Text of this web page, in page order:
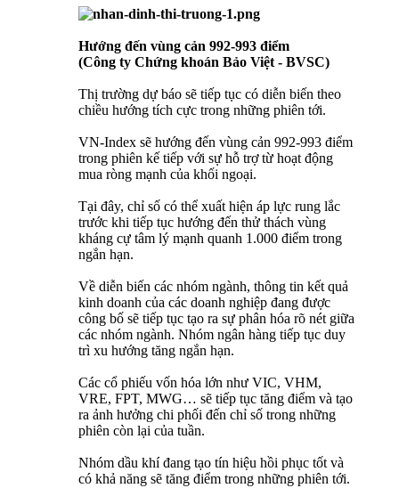
Hướng đến vùng cản 992-993 điểm
(Công ty Chứng khoán Bảo Việt - BVSC)
Thị trường dự báo sẽ tiếp tục có diễn biến theo
chiều hướng tích cực trong những phiên tới.
VN-Index sẽ hướng đến vùng cản 992-993 điểm
trong phiên kế tiếp với sự hỗ trợ từ hoạt động
mua ròng mạnh của khối ngoại.
Tại đây, chỉ số có thể xuất hiện áp lực rung lắc
trước khi tiếp tục hướng đến thử thách vùng
kháng cự tâm lý mạnh quanh 1.000 điểm trong
ngắn hạn.
Về diễn biến các nhóm ngành, thông tin kết quả
kinh doanh của các doanh nghiệp đang được
công bố sẽ tiếp tục tạo ra sự phân hóa rõ nét giữa
các nhóm ngành. Nhóm ngân hàng tiếp tục duy
trì xu hướng tăng ngắn hạn.
Các cổ phiếu vốn hóa lớn như VIC, VHM,
VRE, FPT, MWG… sẽ tiếp tục tăng điểm và tạo
ra ảnh hưởng chi phối đến chỉ số trong những
phiên còn lại của tuần.
Nhóm dầu khí đang tạo tín hiệu hồi phục tốt và
có khả năng sẽ tăng điểm trong những phiên tới.